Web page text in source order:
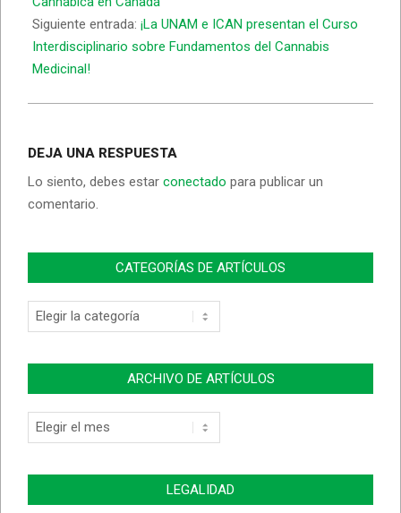
Siguiente entrada: ¡La UNAM e ICAN presentan el Curso
Interdisciplinario sobre Fundamentos del Cannabis
Medicinal!
DEJA UNA RESPUESTA
Lo siento, debes estar conectado para publicar un
comentario.
CATEGORÍAS DE ARTÍCULOS
Categorías
de
ARCHIVO DE ARTÍCULOS
Archivo
de
LEGALIDAD